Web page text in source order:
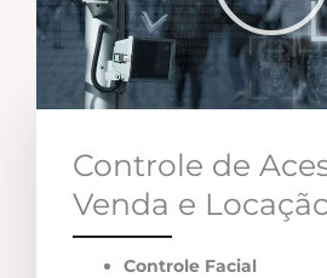
Controle de
Venda e
Controle Facial